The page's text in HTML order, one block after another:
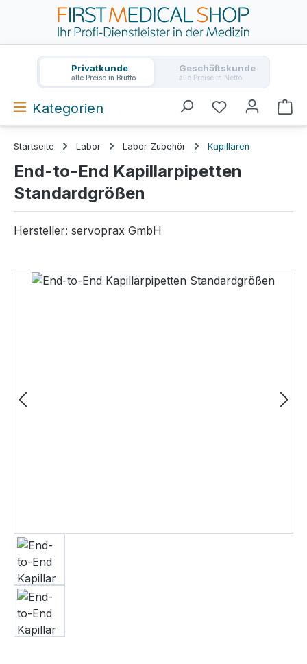
Zum Hauptinhalt springen
Privatkunde
alle Preise in Brutto
Geschäftskunde
alle Preise in Netto
Kategorien
Startseite Labor Labor-Zubehör Kapillaren
End-to-End Kapillarpipetten
Standardgrößen
Hersteller: servoprax GmbH
Bildergalerie überspringen